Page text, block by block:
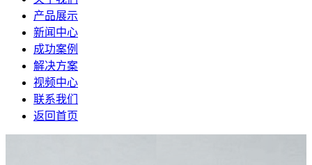
产品展示
新闻中心
成功案例
解决方案
视频中心
联系我们
返回首页